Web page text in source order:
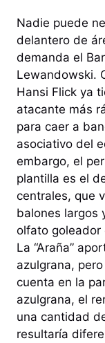
Nadie puede
delantero de
demanda el
Lewandowski.
Hansi Flick ya
atacante más
para caer a
asociativo del
embargo, el
plantilla es el
centrales, que
balones largos
olfato goleador
La “Araña”
azulgrana,
cuenta en la
azulgrana, el
una cantidad
resultaría